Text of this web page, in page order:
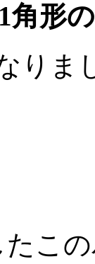
形
りま
こ